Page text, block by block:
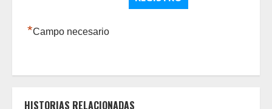
*Campo necesario
HISTORIAS RELACIONADAS